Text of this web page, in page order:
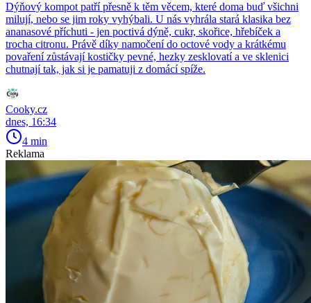
Dýňový kompot patří přesně k těm věcem, které doma buď všichni
milují, nebo se jim roky vyhýbali. U nás vyhrála stará klasika bez
ananasové příchuti - jen poctivá dýně, cukr, skořice, hřebíček a
trocha citronu. Právě díky namočení do octové vody a krátkému
povaření zůstávají kostičky pevné, hezky zesklovatí a ve sklenici
chutnají tak, jak si je pamatuji z domácí spíže.
Cooky.cz
dnes, 16:34
4 min
Reklama